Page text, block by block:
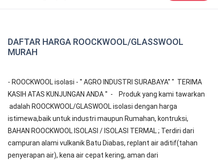
DAFTAR HARGA ROOCKWOOL/GLASSWOOL
MURAH
- ROOCKWOOL isolasi - '' AGRO INDUSTRI SURABAYA'' " TERIMA
KASIH ATAS KUNJUNGAN ANDA '' - Produk yang kami tawarkan
adalah ROOCKWOOL/GLASWOOL isolasi dengan harga
istimewa,baik untuk industri maupun Rumahan, kontruksi,
BAHAN ROOCKWOOL ISOLASI / ISOLASI TERMAL ; Terdiri dari
campuran alami vulkanik Batu Diabas, replant air aditif(tahan
penyerapan air), kena air cepat kering, aman dari